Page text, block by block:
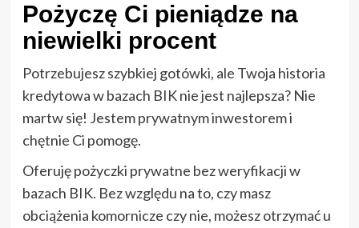
Pożyczę Ci pieniądze na
niewielki procent
Potrzebujesz szybkiej gotówki, ale Twoja historia
kredytowa w bazach BIK nie jest najlepsza? Nie
martw się! Jestem prywatnym inwestorem i
chętnie Ci pomogę.
Oferuję pożyczki prywatne bez weryfikacji w
bazach BIK. Bez względu na to, czy masz
obciążenia komornicze czy nie, możesz otrzymać u